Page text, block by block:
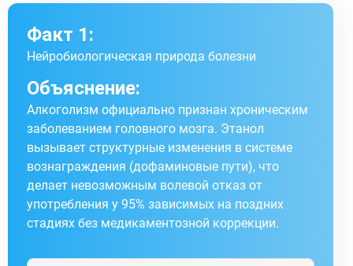
Факт 1:
Нейробиологическая природа болезни
Объяснение:
Алкоголизм официально признан хроническим
заболеванием головного мозга. Этанол
вызывает структурные изменения в системе
вознаграждения (дофаминовые пути), что
делает невозможным волевой отказ от
употребления у 95% зависимых на поздних
стадиях без медикаментозной коррекции.